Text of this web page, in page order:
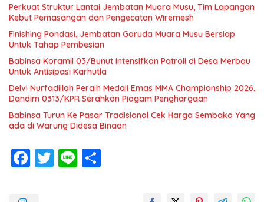
Perkuat Struktur Lantai Jembatan Muara Musu, Tim Lapangan
Kebut Pemasangan dan Pengecatan Wiremesh
Finishing Pondasi, Jembatan Garuda Muara Musu Bersiap
Untuk Tahap Pembesian
Babinsa Koramil 03/Bunut Intensifkan Patroli di Desa Merbau
Untuk Antisipasi Karhutla
Delvi Nurfadillah Peraih Medali Emas MMA Championship 2026,
Dandim 0313/KPR Serahkan Piagam Penghargaan
Babinsa Turun Ke Pasar Tradisional Cek Harga Sembako Yang
ada di Warung Didesa Binaan
F T Li